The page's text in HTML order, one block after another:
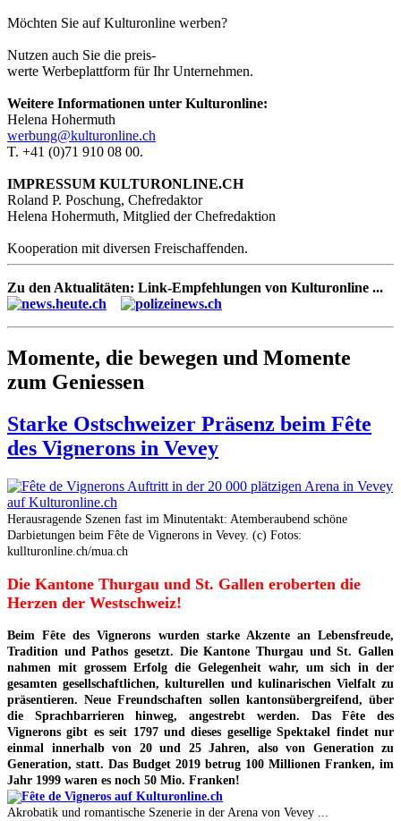
Möchten Sie auf Kulturonline werben?
Nutzen auch Sie die preis-
werte Werbeplattform für Ihr Unternehmen.
Weitere Informationen unter Kulturonline:
Helena Hohermuth
werbung@kulturonline.ch
T. +41 (0)71 910 08 00.
IMPRESSUM KULTURONLINE.CH
Roland P. Poschung, Chefredaktor
Helena Hohermuth, Mitglied der Chefredaktion
Kooperation mit diversen Freischaffenden.
Zu den Aktualitäten: Link-Empfehlungen von Kulturonline ...
Momente, die bewegen und Momente
zum Geniessen
Starke Ostschweizer Präsenz beim Fête
des Vignerons in Vevey
Herausragende Szenen fast im Minutentakt: Atemberaubend schöne
Darbietungen beim Fête de Vignerons in Vevey. (c) Fotos:
kullturonline.ch/mua.ch
Die Kantone Thurgau und St. Gallen eroberten die
Herzen der Westschweiz!
Beim Fête des Vignerons wurden starke Akzente an Lebensfreude,
Tradition und Pathos gesetzt. Die Kantone Thurgau und St. Gallen
nahmen mit grossem Erfolg die Gelegenheit wahr, um sich in der
gesamten gesellschaftlichen, kulturellen und kulinarischen Vielfalt zu
präsentieren. Neue Freundschaften sollen kantonsübergreifend, über
die Sprachbarrieren hinweg, angestrebt werden. Das Fête des
Vignerons gibt es seit 1797 und dieses gesellige Spektakel findet nur
einmal innerhalb von 20 und 25 Jahren, also von Generation zu
Generation, statt. Das Budget 2019 betrug 100 Millionen Franken, im
Jahr 1999 waren es noch 50 Mio. Franken!
Akrobatik und romantische Szenerie in der Arena von Vevey ...